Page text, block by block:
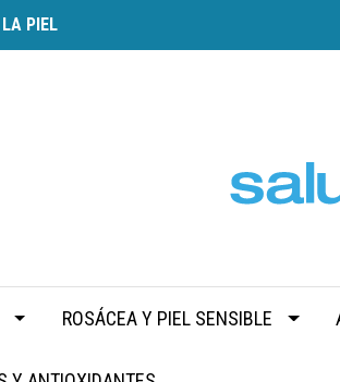
PIEL
ROSÁCEA Y PIEL SENSIBLE